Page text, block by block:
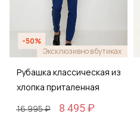
-50%
Эксклюзивно в бутиках
Рубашка классическая из
хлопка приталенная
16 995 ₽
8 495 ₽